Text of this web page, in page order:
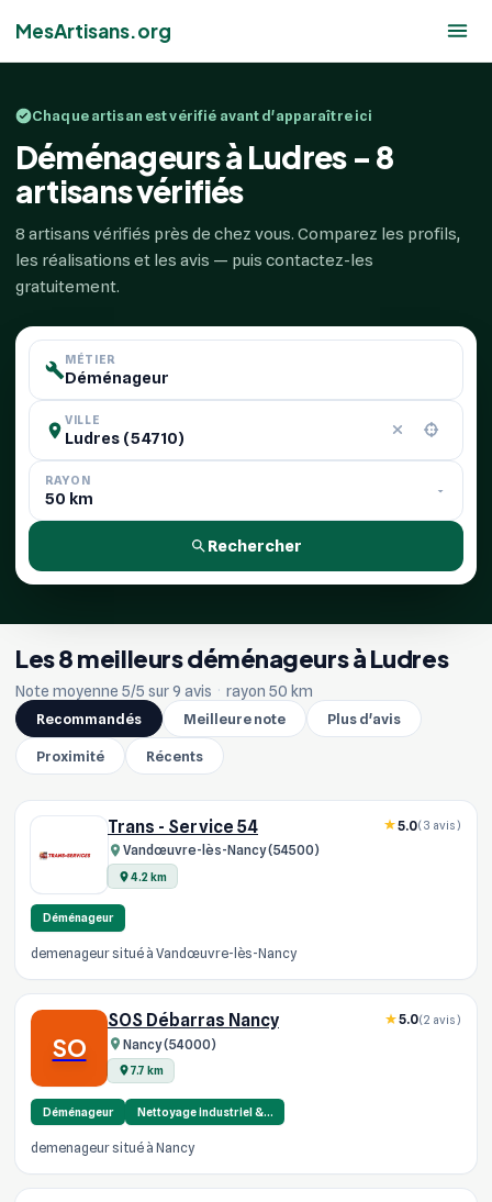
MesArtisans.org
Chaque artisan est vérifié avant d'apparaître ici
Déménageurs à Ludres - 8
artisans vérifiés
8 artisans vérifiés près de chez vous. Comparez les profils,
les réalisations et les avis — puis contactez-les
gratuitement.
MÉTIER
VILLE
RAYON
Rechercher
Les 8 meilleurs déménageurs à Ludres
Note moyenne 5/5 sur 9 avis · rayon 50 km
Recommandés
Meilleure note Plus d'avis
Proximité Récents
Trans - Service 54
Vandœuvre-lès-Nancy (54500)
4.2 km
5.0(3 avis)
Déménageur
demenageur situé à Vandœuvre-lès-Nancy
SO
SOS Débarras Nancy
Nancy (54000)
7.7 km
5.0(2 avis)
Déménageur Nettoyage industriel &…
demenageur situé à Nancy